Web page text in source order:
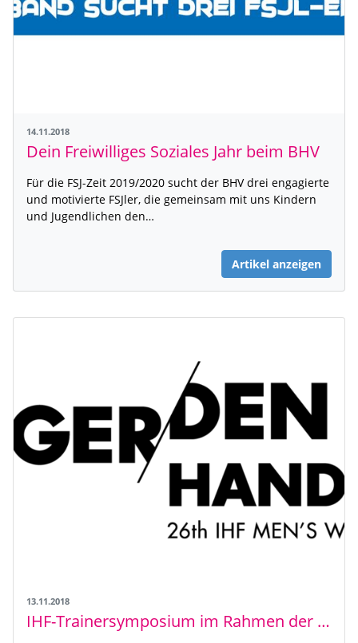
14.11.2018
Dein Freiwilliges Soziales Jahr beim BHV
Für die FSJ-Zeit 2019/2020 sucht der BHV drei engagierte
und motivierte FSJler, die gemeinsam mit uns Kindern
und Jugendlichen den…
Artikel anzeigen
13.11.2018
IHF-Trainersymposium im Rahmen der Handball-WM